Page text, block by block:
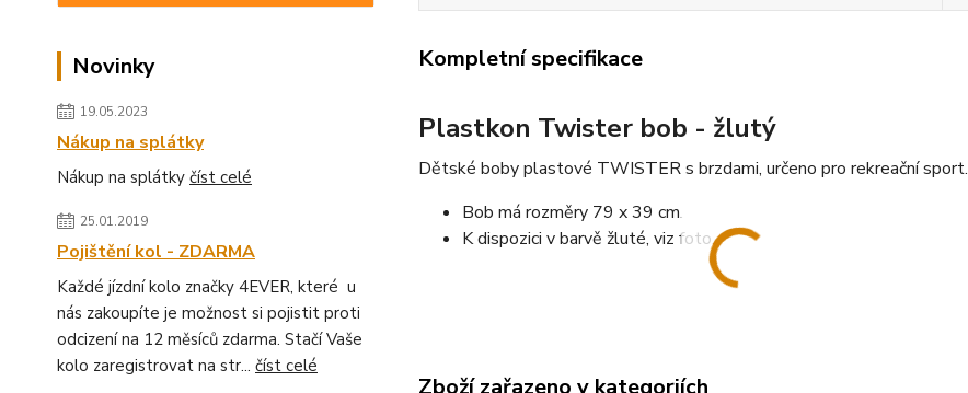
Novinky
19.05.2023
Nákup na splátky
Nákup na splátky číst celé
25.01.2019
Pojištění kol - ZDARMA
Každé jízdní kolo značky 4EVER, které u
nás zakoupíte je možnost si pojistit proti
odcizení na 12 měsíců zdarma. Stačí Vaše
kolo zaregistrovat na str... číst celé
Kompletní specifikace
Plastkon Twister bob - žlutý
Dětské boby plastové TWISTER s brzdami, určeno pro rekreační sport.
Bob má rozměry 79 x 39 cm.
K dispozici v barvě žluté, viz foto.
Zboží zařazeno v kategoriích